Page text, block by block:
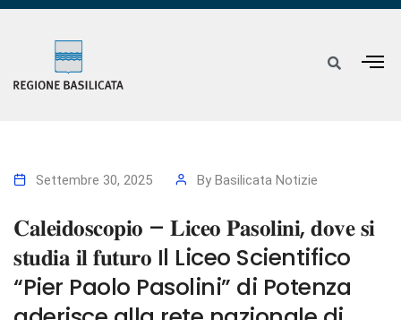
Settembre 30, 2025 By Basilicata Notizie
𝐂𝐚𝐥𝐞𝐢𝐝𝐨𝐬𝐜𝐨𝐩𝐢𝐨 – 𝐋𝐢𝐜𝐞𝐨 𝐏𝐚𝐬𝐨𝐥𝐢𝐧𝐢, 𝐝𝐨𝐯𝐞 𝐬𝐢
𝐬𝐭𝐮𝐝𝐢𝐚 𝐢𝐥 𝐟𝐮𝐭𝐮𝐫𝐨 Il Liceo Scientifico
“Pier Paolo Pasolini” di Potenza